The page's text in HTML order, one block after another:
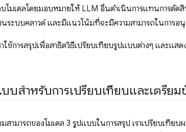
บโมเดลโดยมอบหมายให้ LLM อื่นดำเนินการแทนการ
นระบบคลาวด์ และมีแนวโน้มที่จะมีความสามารถในการอ
าใช้การสรุปเพื่อสาธิตวิธีเปรียบเทียบรูปแบบต่างๆ และแ
บสําหรับการเปรียบเทียบและเตรียม
มสามารถของโมเดล 3 รูปแบบในการสรุป เราเปรียบเที